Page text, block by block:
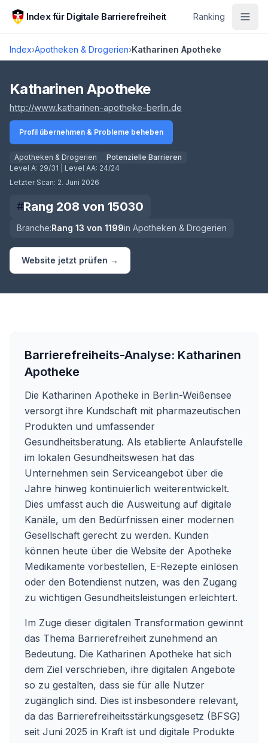
Zum Hauptinhalt springen
Index für Digitale Barrierefreiheit Ranking
Index›Apotheken & Drogerien›Katharinen Apotheke
Score lädt
Katharinen Apotheke
http://www.katharinen-apotheke-berlin.de
Profil übernehmen & Probleme beheben
Apotheken & Drogerien
Potenzielle Barrieren
Level A: 29/31 | Level AA: 24/24
Letzter Scan: 2. Juni 2026
#Rang 208 von 15030
Branche:Rang 13 von 1199in Apotheken & Drogerien
Website jetzt prüfen →
Barrierefreiheits-Analyse: Katharinen
Apotheke
Die Katharinen Apotheke in Berlin-Weißensee
versorgt ihre Kundschaft mit pharmazeutischen
Produkten und umfassender
Gesundheitsberatung. Als etablierte Anlaufstelle
im lokalen Gesundheitswesen hat das
Unternehmen sein Serviceangebot über die
Jahre hinweg kontinuierlich weiterentwickelt.
Dies umfasst auch die Ausweitung auf digitale
Kanäle, um den Bedürfnissen einer modernen
Gesellschaft gerecht zu werden. Kunden
können heute über die Website der Apotheke
Medikamente vorbestellen, E-Rezepte einlösen
oder den Botendienst nutzen, was den Zugang
zu wichtigen Gesundheitsleistungen erleichtert.
Im Zuge dieser digitalen Transformation gewinnt
das Thema Barrierefreiheit zunehmend an
Bedeutung. Die Katharinen Apotheke hat sich
dem Ziel verschrieben, ihre digitalen Angebote
so zu gestalten, dass sie für alle Nutzer
zugänglich sind. Dies ist insbesondere relevant,
da das Barrierefreiheitsstärkungsgesetz (BFSG)
seit Juni 2025 in Kraft ist und digitale Produkte